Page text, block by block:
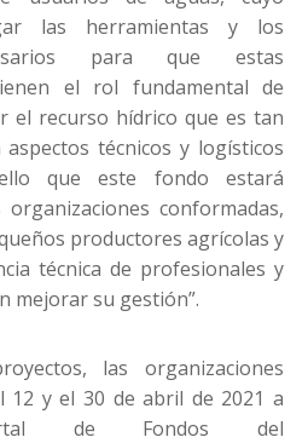
las herramientas y los
para que estas
el rol fundamental de
el recurso hídrico que es tan
técnicos y logísticos
que este fondo estará
conformadas,
productores agrícolas y
técnica de profesionales y
mejorar su gestión”.
las organizaciones
12 y el 30 de abril de 2021 a
de Fondos del